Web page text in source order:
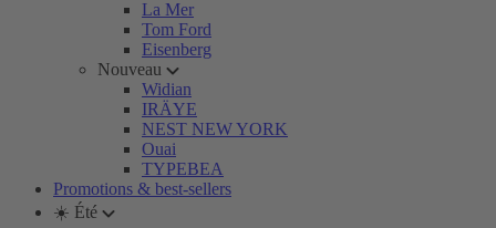
La Mer
Tom Ford
Eisenberg
Nouveau
Widian
IRÄYE
NEST NEW YORK
Ouai
TYPEBEA
Promotions & best-sellers
☀️ Été